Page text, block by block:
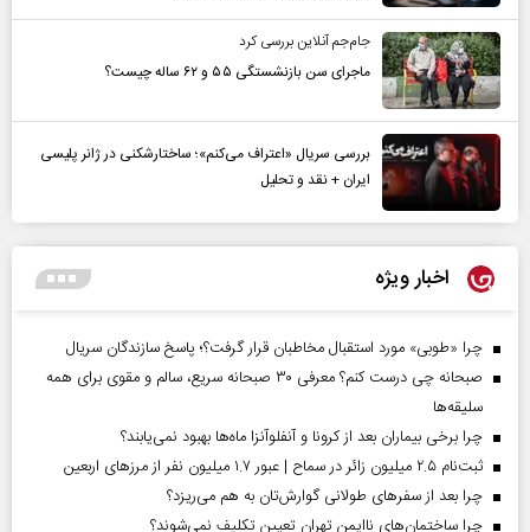
جام‌جم آنلاین بررسی کرد
ماجرای سن بازنشستگی ۵۵ و ۶۲ ساله چیست؟
بررسی سریال «اعتراف می‌کنم»؛ ساختارشکنی در ژانر پلیسی
ایران + نقد و تحلیل
اخبار ویژه
چرا «طوبی» مورد استقبال مخاطبان قرار گرفت؟؛ پاسخ سازندگان سریال
صبحانه چی درست کنم؟ معرفی ۳۰ صبحانه سریع، سالم و مقوی برای همه
سلیقه‌ها
چرا برخی بیماران بعد از کرونا و آنفلوآنزا ماه‌ها بهبود نمی‌یابند؟
ثبت‌نام ۲.۵ میلیون زائر در سماح | عبور ۱.۷ میلیون نفر از مرز‌های اربعین
چرا بعد از سفرهای طولانی گوارش‌تان به هم می‌ریزد؟
چرا ساختمان‌های ناایمن تهران تعیین تکلیف نمی‌شوند؟